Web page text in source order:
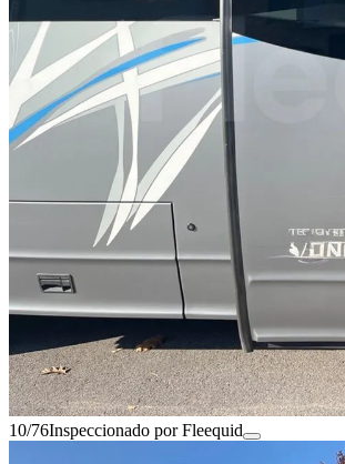
10/76Inspeccionado por Fleequid